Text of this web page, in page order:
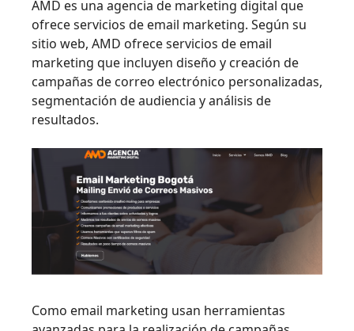
AMD es una agencia de marketing digital que
ofrece servicios de email marketing. Según su
sitio web, AMD ofrece servicios de email
marketing que incluyen diseño y creación de
campañas de correo electrónico personalizadas,
segmentación de audiencia y análisis de
resultados.
Como email marketing usan herramientas